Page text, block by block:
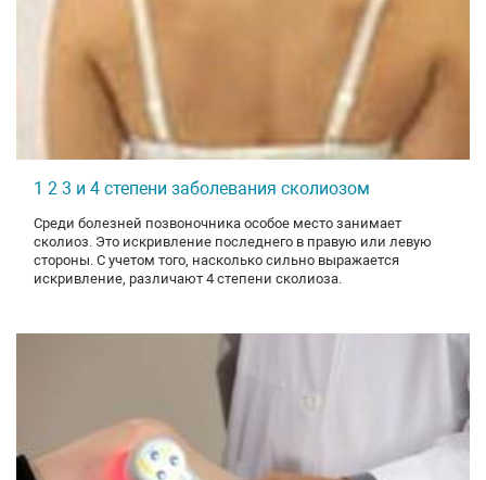
1 2 3 и 4 степени заболевания сколиозом
Среди болезней позвоночника особое место занимает
сколиоз. Это искривление последнего в правую или левую
стороны. С учетом того, насколько сильно выражается
искривление, различают 4 степени сколиоза.